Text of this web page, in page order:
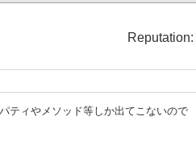
Reputation:
ティやメソッド等しか出てこないので